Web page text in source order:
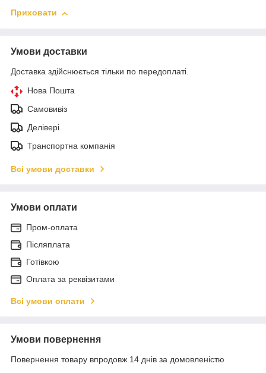
Приховати
Умови доставки
Доставка здійснюється тільки по передоплаті.
Нова Пошта
Самовивіз
Делівері
Транспортна компанія
Всі умови доставки
Умови оплати
Пром-оплата
Післяплата
Готівкою
Оплата за реквізитами
Всі умови оплати
Умови повернення
Повернення товару впродовж 14 днів за домовленістю